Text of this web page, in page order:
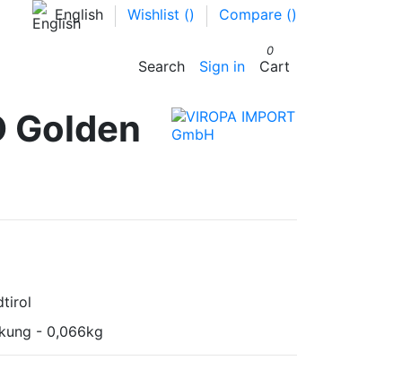
English Wishlist () Compare ()
Search Sign in
0
Cart
Golden
- 0,066kg